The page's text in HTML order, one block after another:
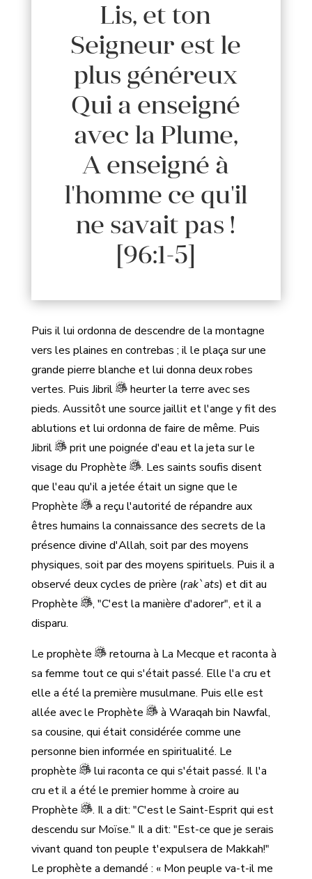
Lis, et ton
Seigneur est le
plus généreux
Qui a enseigné
avec la Plume,
A enseigné à
l'homme ce qu'il
ne savait pas !
[96:1-5]
Puis il lui ordonna de descendre de la montagne
vers les plaines en contrebas ; il le plaça sur une
grande pierre blanche et lui donna deux robes
vertes. Puis Jibril
heurter la terre avec ses
pieds. Aussitôt une source jaillit et l'ange y fit des
ablutions et lui ordonna de faire de même. Puis
Jibril
prit une poignée d'eau et la jeta sur le
visage du Prophète
. Les saints soufis disent
que l'eau qu'il a jetée était un signe que le
Prophète
a reçu l'autorité de répandre aux
êtres humains la connaissance des secrets de la
présence divine d'Allah, soit par des moyens
physiques, soit par des moyens spirituels. Puis il a
observé deux cycles de prière (rak`ats) et dit au
Prophète
, "C'est la manière d'adorer", et il a
disparu.
Le prophète
retourna à La Mecque et raconta à
sa femme tout ce qui s'était passé. Elle l'a cru et
elle a été la première musulmane. Puis elle est
allée avec le Prophète
à Waraqah bin Nawfal,
sa cousine, qui était considérée comme une
personne bien informée en spiritualité. Le
prophète
lui raconta ce qui s'était passé. Il l'a
cru et il a été le premier homme à croire au
Prophète
. Il a dit: "C'est le Saint-Esprit qui est
descendu sur Moïse." Il a dit: "Est-ce que je serais
vivant quand ton peuple t'expulsera de Makkah!"
Le prophète a demandé : « Mon peuple va-t-il me